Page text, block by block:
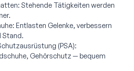
Stehende Tätigkeiten werden
Entlasten Gelenke, verbessern
Stand.
(PSA):
Gehörschutz — bequem